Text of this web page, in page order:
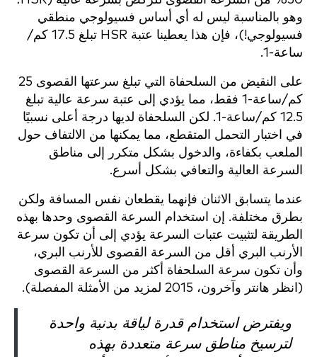
وهو بالمناسبة ليس له أي أساس فسيولوجي منطقي
فسيولوجي!)، فإن هذا يعطينا عتبة HSR تبلغ 17.5 كم/
ساعة-1.
على النقيض من السلحفاة التي تبلغ سرعتها القصوى 25
كم/ساعة-1 فقط، مما يؤدي إلى عتبة سرعة عالية تبلغ
12.5 كم/ساعة-1. لكن السلحفاة لديها درجة أعلى نسبيًا
في اختبار التحمل المتقطع، مما يمكنها من الالتفاف حول
الملعب بكفاءة، والدخول بشكل متكرر إلى مناطق
السرعة العالية والتعافي بشكل أسرع.
عندما يتسابق الاثنان فإنهما يقطعان نفس المسافة ولكن
بطرق مختلفة. إن استخدام السرعة القصوى وحدها بهذه
الطريقة لتثبيت عتبات السرعة يؤدي إلى أن تكون سرعة
الأرنب البري أقل من السرعة القصوى للأرنب البري،
وأن تكون سرعة السلحفاة أكثر من السرعة القصوى
(انظر هانتر وآخرون، 2015 لمزيد من الأمثلة المفصلة).
ويفترض استخدام قدرة لياقة بدنية واحدة
لترسيخ مناطق سرعة متعددة بهذه